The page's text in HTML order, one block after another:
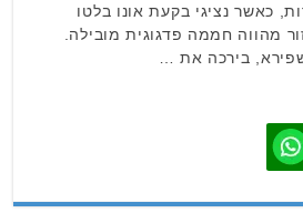
ו-5 מוסדות, כאשר נציגי בקעת אונו בלטו
מהווה חממה פדגוגית מובילה.
בירכה את …